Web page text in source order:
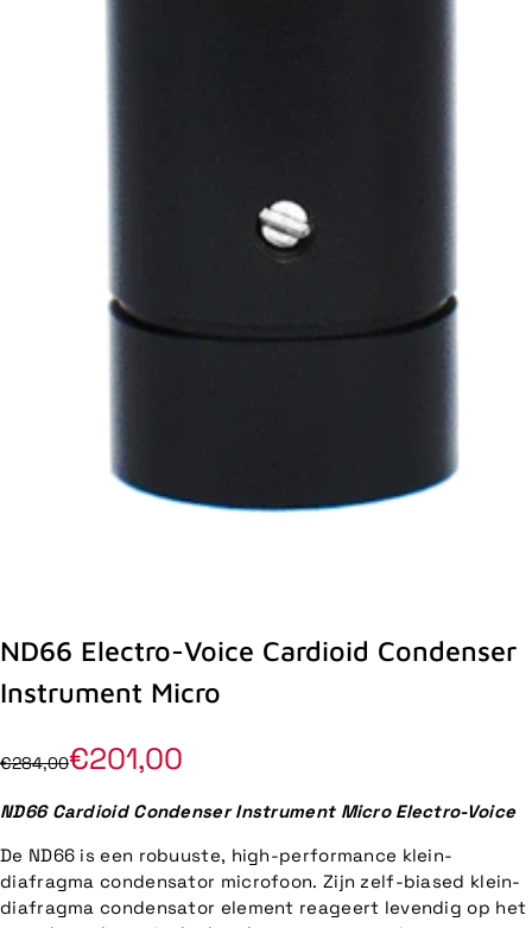
ND66 Electro-Voice Cardioid Condenser
Instrument Micro
€284,00€201,00
ND66 Cardioid Condenser Instrument Micro Electro-Voice
De ND66 is een robuuste, high-performance klein-
diafragma condensator microfoon. Zijn zelf-biased klein-
diafragma condensator element reageert levendig op het